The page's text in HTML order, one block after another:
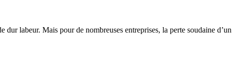
labeur. Mais pour de nombreuses entreprises, la perte soudaine d’un